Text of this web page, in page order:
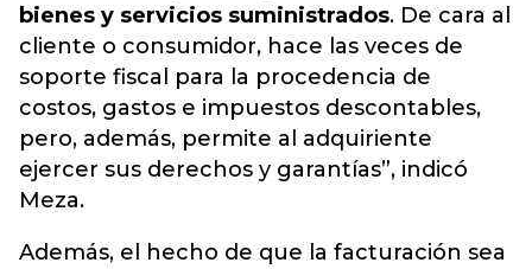
bienes y servicios suministrados. De cara al
cliente o consumidor, hace las veces de
soporte fiscal para la procedencia de
costos, gastos e impuestos descontables,
pero, además, permite al adquiriente
ejercer sus derechos y garantías”, indicó
Meza.
Además, el hecho de que la facturación sea